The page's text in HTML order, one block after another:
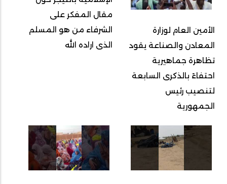
الأمين العام لوزارة
المعادن والصناعة يقود
تظاهرة جماهيرية
احتفاءً بالذكرى السابعة
لتنصيب رئيس
الجمهورية
مقال المفكر على
الشرفاء من هو المسلم
الذى اراده الله